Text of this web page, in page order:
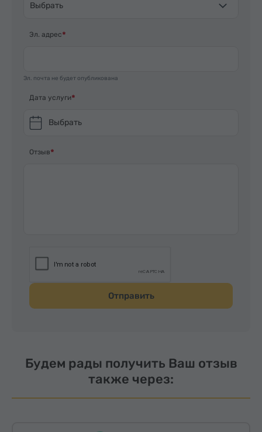
Выбрать
Эл. адрес
Эл. почта не будет опубликована
Дата услуги
Выбрать
Отзыв
Отправить
Будем рады получить Ваш отзыв
также через: